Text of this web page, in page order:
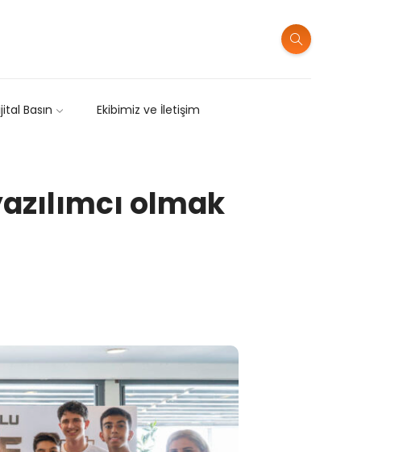
Basın Ekibimiz ve İletişim
olmak